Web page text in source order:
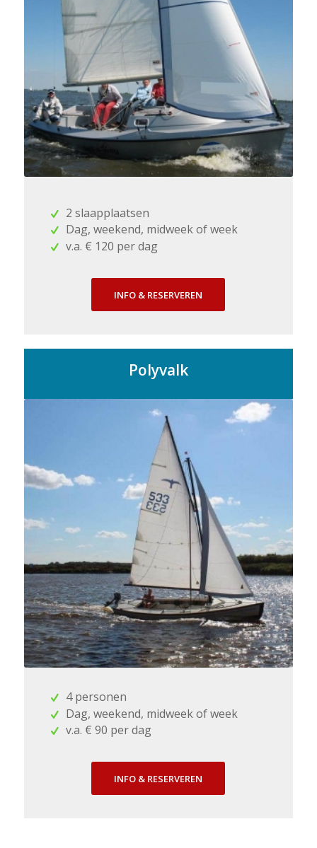
2 slaapplaatsen
Dag, weekend, midweek of week
v.a. € 120 per dag
INFO & RESERVEREN
Polyvalk
4 personen
Dag, weekend, midweek of week
v.a. € 90 per dag
INFO & RESERVEREN